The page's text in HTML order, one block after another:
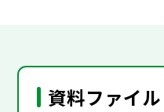
資料ファイル